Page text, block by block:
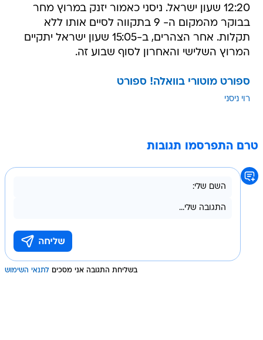
12:20 שעון ישראל. ניסני כאמור יזנק במרוץ מחר
בבוקר מהמקום ה- 9 בתקווה לסיים אותו ללא
תקלות. אחר הצהרים, ב-15:05 שעון ישראל יתקיים
המרוץ השלישי והאחרון לסוף שבוע זה.
ספורט מוטורי בוואלה! ספורט
רוי ניסני
טרם התפרסמו תגובות
בשליחת התגובה אני מסכים לתנאי השימוש